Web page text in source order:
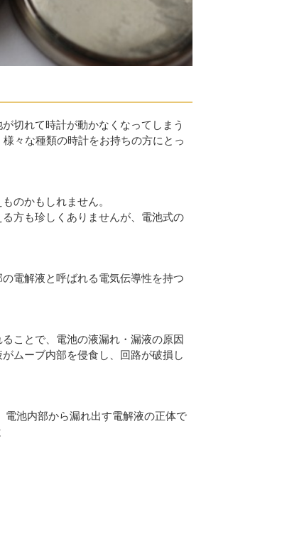
切れて時計が動かなくなってしまう
々な種類の時計をお持ちの方にとっ
のかもしれません。
方も珍しくありませんが、電池式の
電解液と呼ばれる電気伝導性を持つ
ことで、電池の液漏れ・漏液の原因
ムーブ内部を侵食し、回路が破損し
池内部から漏れ出す電解液の正体で